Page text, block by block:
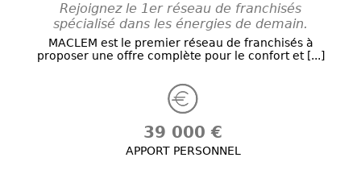
Rejoignez le 1er réseau de franchisés
spécialisé dans les énergies de demain.
MACLEM est le premier réseau de franchisés à
proposer une offre complète pour le confort et [...]
39 000 €
APPORT PERSONNEL